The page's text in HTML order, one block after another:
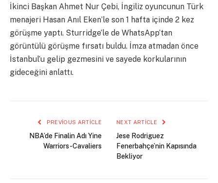
İkinci Başkan Ahmet Nur Çebi, İngiliz oyuncunun Türk
menajeri Hasan Anıl Eken’le son 1 hafta içinde 2 kez
görüşme yaptı. Sturridge’le de WhatsApp’tan
görüntülü görüşme fırsatı buldu. İmza atmadan önce
İstanbul’u gelip gezmesini ve sayede korkularının
gideceğini anlattı.
PREVIOUS ARTICLE
NBA’de Finalin Adı Yine
Warriors-Cavaliers
NEXT ARTICLE
Jese Rodriguez
Fenerbahçe’nin Kapısında
Bekliyor